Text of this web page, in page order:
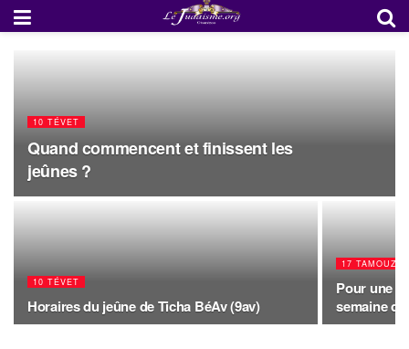
10 TÉVET
Quand commencent et finissent les
jeûnes ?
10 TÉVET
Horaires du jeûne de Ticha BéAv (9av)
17 TAMOUZ
Pour une
semaine